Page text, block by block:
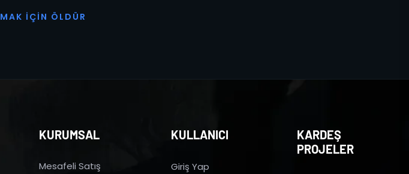
MAK İ ÇI N Ö L D Ü R
KURUMSAL
Mesafeli Satış
KULLANICI
Giriş Yap
KARDEŞ
PROJELER